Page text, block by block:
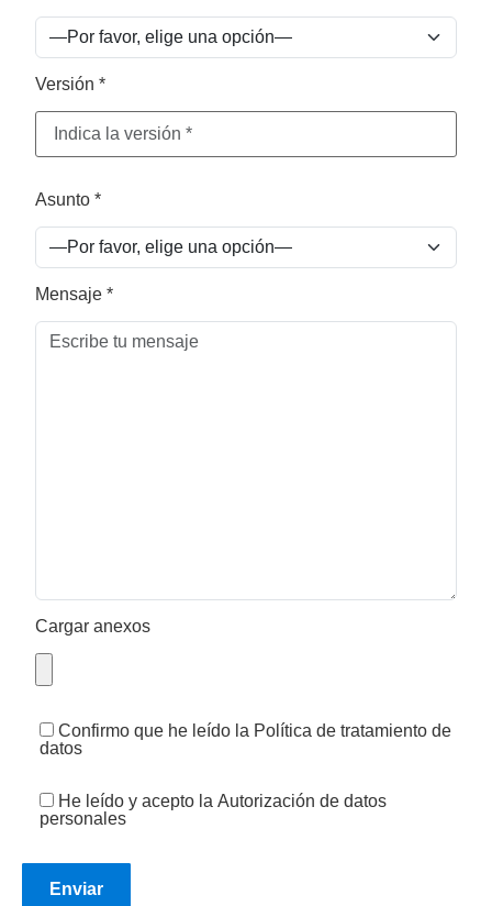
Versión *
Asunto *
Mensaje *
Cargar anexos
Confirmo que he leído la Política de tratamiento de
datos
He leído y acepto la Autorización de datos
personales